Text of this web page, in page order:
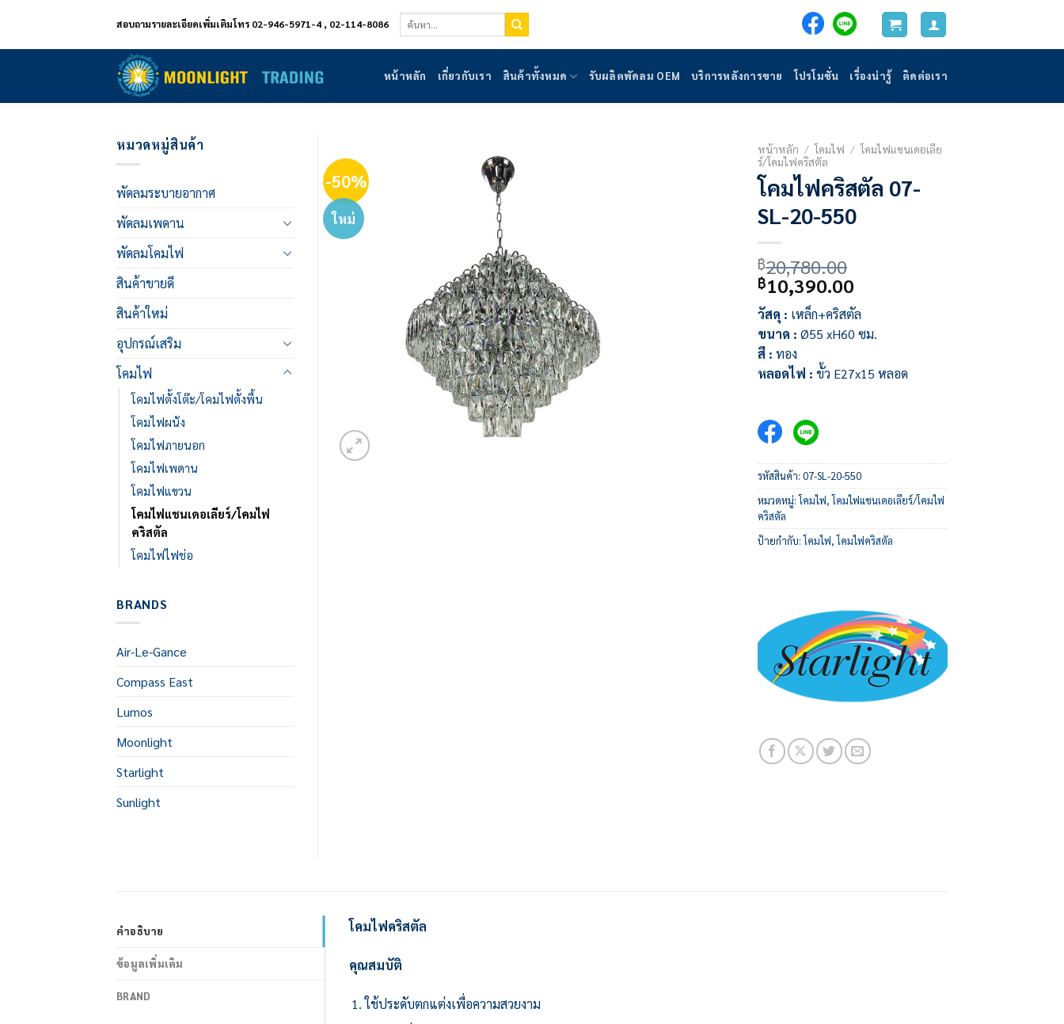
ยัง
สอบถามรายละเอียดเพิ่มเติมโทร 02-946-5971-4 , 02-114-8086 ค้นหา:
หน้าหลัก เกี่ยวกับเรา สินค้าทั้งหมด รับผลิตพัดลม OEM บริการหลังการขาย โปรโมชั่น เรื่องน่ารู้ ติดต่อเรา
-50%
ใหม่
หน้าหลัก / โคมไฟ / โคมไฟแชนเดอเลีย
ร์/โคมไฟคริสตัล
โคมไฟคริสตัล 07-
SL-20-550
฿20,780.00
Original
price
was:
฿20,780.00.
฿10,390.00
price
is:
฿10,390.00.
วัสดุ : เหล็ก+คริสตัล
ขนาด : Ø55 xH60 ซม.
สี : ทอง
หลอดไฟ : ขั้ว E27x15 หลอด
รหัสสินค้า: 07-SL-20-550
หมวดหมู่:โคมไฟ,โคมไฟแชนเดอเลียร์/โคมไฟ
คริสตัล
ป้ายกำกับ:โคมไฟ,โคมไฟคริสตัล
หมวดหมู่สินค้า
พัดลมระบายอากาศ
พัดลมเพดาน
พัดลมโคมไฟ
สินค้าขายดี
สินค้าใหม่
อุปกรณ์เสริม
โคมไฟ
โคมไฟตั้งโต๊ะ/โคมไฟตั้งพื้น
โคมไฟผนัง
โคมไฟภายนอก
โคมไฟเพดาน
โคมไฟแขวน
โคมไฟแชนเดอเลียร์/โคมไฟ
คริสตัล
โคมไฟไฟช่อ
BRANDS
Air-Le-Gance
Compass East
Lumos
Moonlight
Starlight
Sunlight
คำอธิบาย
ข้อมูลเพิ่มเติม
BRAND
โคมไฟคริสตัล
คุณสมบัติ
ใช้ประดับตกแต่งเพื่อความสวยงาม